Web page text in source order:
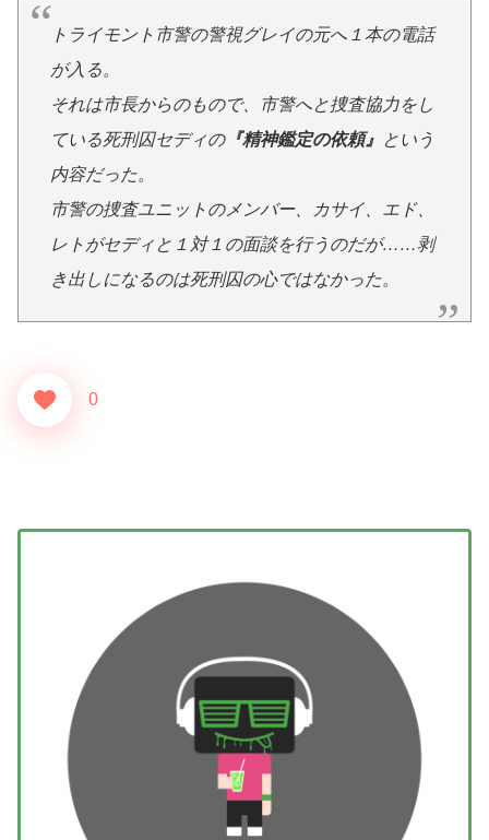
トライモント市警の警視グレイの元へ１本の電話
が入る。
それは市長からのもので、市警へと捜査協力をし
ている死刑囚セディの『精神鑑定の依頼』 という
内容だった。
市警の捜査ユニットのメンバー、カサイ、エド、
レトがセディと１対１の面談を行うのだが……剥
き出しになるのは死刑囚の心ではなかった。
0